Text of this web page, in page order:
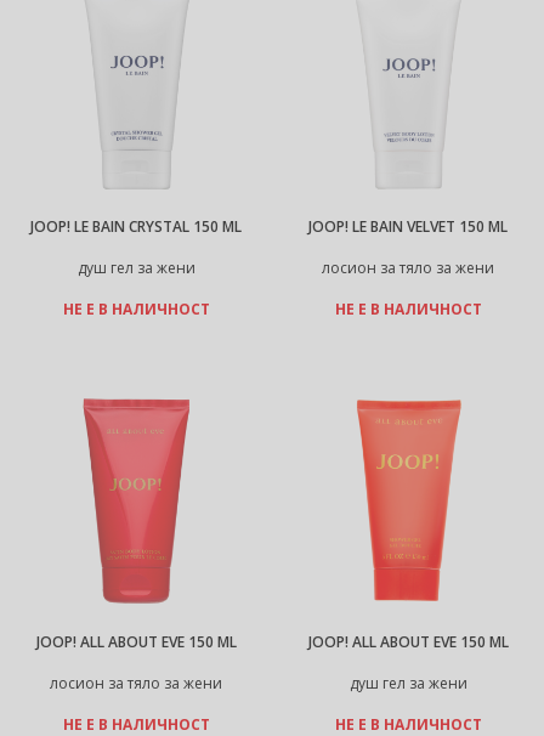
JOOP! LE BAIN CRYSTAL 150 ML
душ гел за жени
НЕ Е В НАЛИЧНОСТ
JOOP! LE BAIN VELVET 150 ML
лосион за тяло за жени
НЕ Е В НАЛИЧНОСТ
JOOP! ALL ABOUT EVE 150 ML
лосион за тяло за жени
НЕ Е В НАЛИЧНОСТ
JOOP! ALL ABOUT EVE 150 ML
душ гел за жени
НЕ Е В НАЛИЧНОСТ